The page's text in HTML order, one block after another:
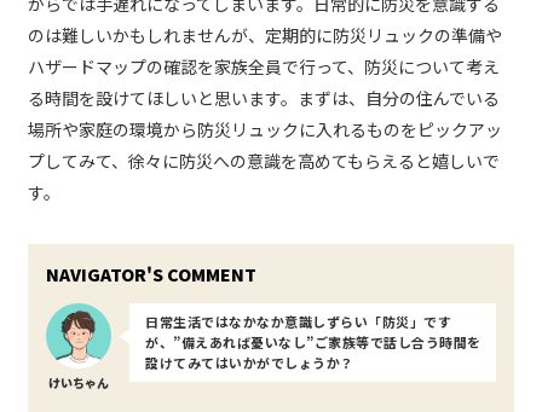
のは難しいかもしれませんが、定期的に防災リュックの準備や
ハザードマップの確認を家族全員で行って、防災について考え
る時間を設けてほしいと思います。まずは、自分の住んでいる
場所や家庭の環境から防災リュックに入れるものをピックアッ
プしてみて、徐々に防災への意識を高めてもらえると嬉しいで
す。
けいちゃん
日常生活ではなかなか意識しずらい「防災」です
が、”備えあれば憂いなし”ご家族等で話し合う時間を
設けてみてはいかがでしょうか？